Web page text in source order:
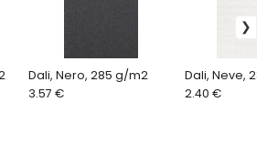
Dali, Nero, 285 g/m2
3.57 €
Dali, Neve,
2.40 €